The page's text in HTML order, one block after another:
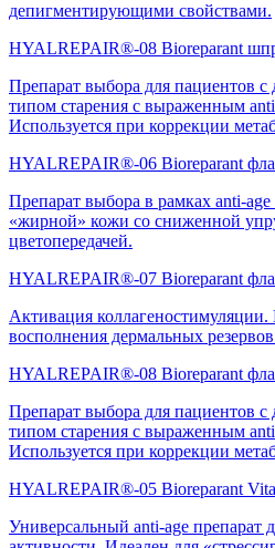
депигментирующими свойствами.
HYALREPAIR®-08 Bioreparant
Препарат выбора для пациентов
типом старения с выраженным
Используется при коррекции
HYALREPAIR®-06 Bioreparant
Препарат выбора в рамках anti-
«жирной» кожи со сниженной
цветопередачей.
HYALREPAIR®-07 Bioreparant
Активация
восполнения дермальных
HYALREPAIR®-08 Bioreparant
Препарат выбора для пациентов
типом старения с выраженным
Используется при коррекции
HYALREPAIR®-05 Bioreparant
Универсальный anti-age препарат